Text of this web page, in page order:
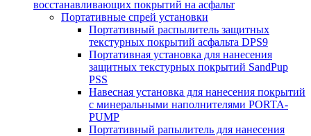
восстанавливающих покрытий на асфальт
Портативные спрей установки
Портативный распылитель защитных
текстурных покрытий асфальта DPS9
Портативная установка для нанесения
защитных текстурных покрытий SandPup
PSS
Навесная установка для нанесения покрытий
с минеральными наполнителями PORTA-
PUMP
Портативный рапылитель для нанесения